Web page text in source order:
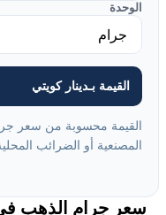
الوحدة
القيمة بـدينار كويتي
القيمة محسوبة من سعر
المصنعية أو الضرائب
سعر جرام الذهب في